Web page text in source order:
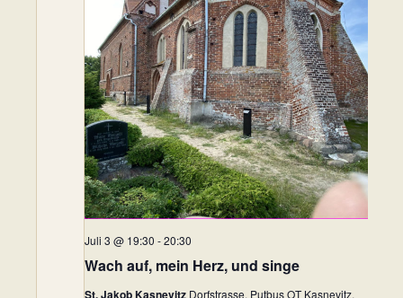
Wach auf, mein Herz, und singe
Juli 3 @ 19:30 -20:30
St. Jakob Kasnevitz Dorfstrasse, Putbus OT Kasnevitz,